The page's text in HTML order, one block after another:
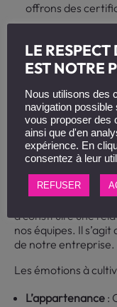
offrons des
Proposer
formation peut
80%. Une image
L’objectif
et cultiver
terme
Recruter de
à construire une
nos équipes. Il
de notre entreprise.
Les émotions à
L’appartenance :
LE
EST NOTRE
Nous utilisons des
navigation
vous proposer des
ainsi que d'en
expérience. En
consentez à leur
REFUSER